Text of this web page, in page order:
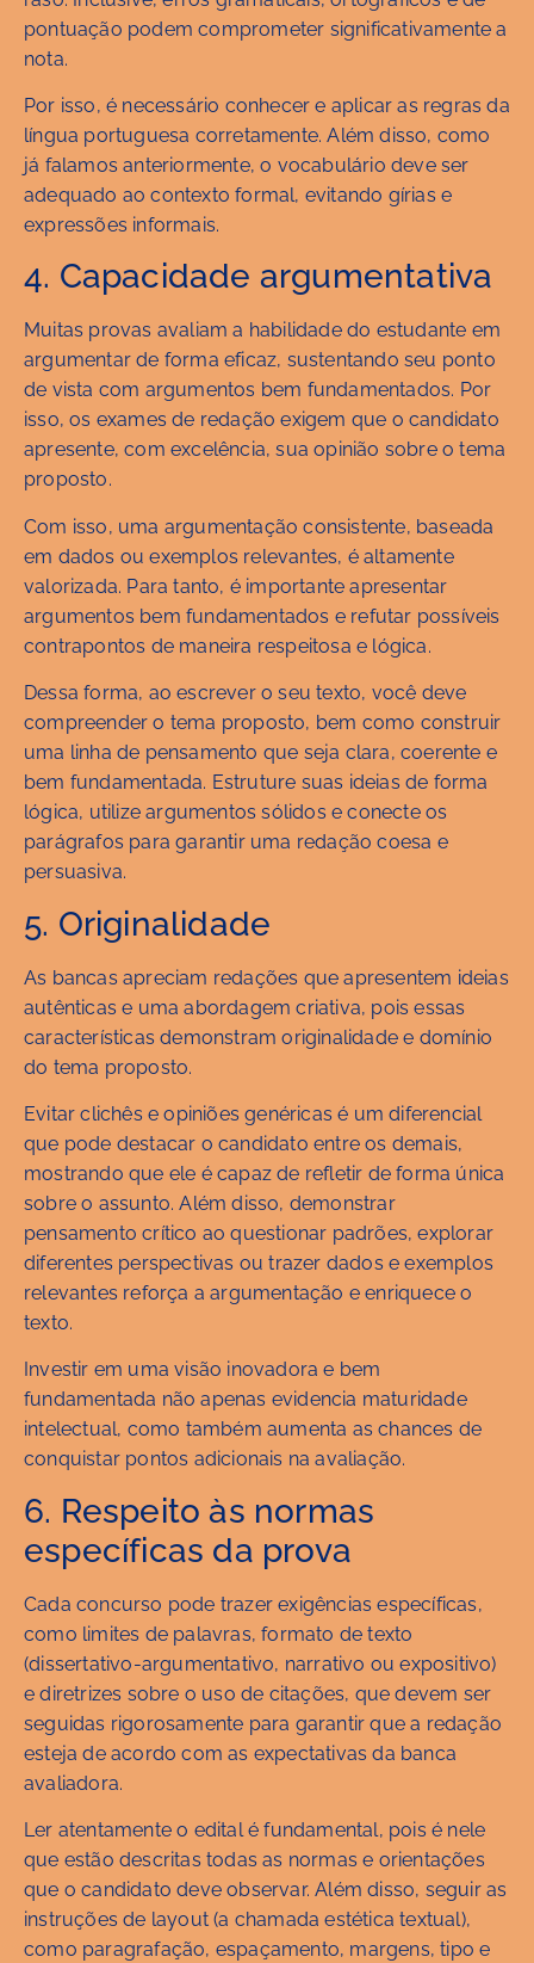
pontuação podem comprometer significativamente a
nota.
Por isso, é necessário conhecer e aplicar as regras da
língua portuguesa corretamente. Além disso, como
já falamos anteriormente, o vocabulário deve ser
adequado ao contexto formal, evitando gírias e
expressões informais.
4. Capacidade argumentativa
Muitas provas avaliam a habilidade do estudante em
argumentar de forma eficaz, sustentando seu ponto
de vista com argumentos bem fundamentados. Por
isso, os exames de redação exigem que o candidato
apresente, com excelência, sua opinião sobre o tema
proposto.
Com isso, uma argumentação consistente, baseada
em dados ou exemplos relevantes, é altamente
valorizada. Para tanto, é importante apresentar
argumentos bem fundamentados e refutar possíveis
contrapontos de maneira respeitosa e lógica.
Dessa forma, ao escrever o seu texto, você deve
compreender o tema proposto, bem como construir
uma linha de pensamento que seja clara, coerente e
bem fundamentada. Estruture suas ideias de forma
lógica, utilize argumentos sólidos e conecte os
parágrafos para garantir uma redação coesa e
persuasiva.
5. Originalidade
As bancas apreciam redações que apresentem ideias
autênticas e uma abordagem criativa, pois essas
características demonstram originalidade e domínio
do tema proposto.
Evitar clichês e opiniões genéricas é um diferencial
que pode destacar o candidato entre os demais,
mostrando que ele é capaz de refletir de forma única
sobre o assunto. Além disso, demonstrar
pensamento crítico ao questionar padrões, explorar
diferentes perspectivas ou trazer dados e exemplos
relevantes reforça a argumentação e enriquece o
texto.
Investir em uma visão inovadora e bem
fundamentada não apenas evidencia maturidade
intelectual, como também aumenta as chances de
conquistar pontos adicionais na avaliação.
6. Respeito às normas
específicas da prova
Cada concurso pode trazer exigências específicas,
como limites de palavras, formato de texto
(dissertativo-argumentativo, narrativo ou expositivo)
e diretrizes sobre o uso de citações, que devem ser
seguidas rigorosamente para garantir que a redação
esteja de acordo com as expectativas da banca
avaliadora.
Ler atentamente o edital é fundamental, pois é nele
que estão descritas todas as normas e orientações
que o candidato deve observar. Além disso, seguir as
instruções de layout (a chamada estética textual),
como paragrafação, espaçamento, margens, tipo e